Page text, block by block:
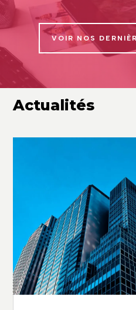
VOIR NOS
Actualités